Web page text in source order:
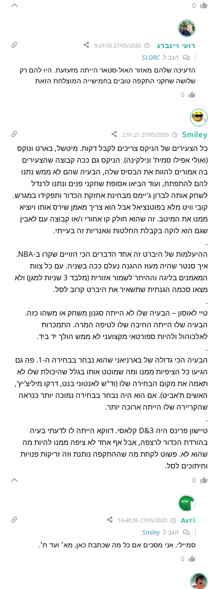
0
רועי ויינברג
הגב לSLORC
הדעיכה שלהם מאזור האול-סטאר הייתה מזעזעת. היו להם רק
שלושה שחקני התקפה טובים בחמישייה המוצלחת הזאת
0
Smiley
כל הצעירים של הניקס צריכים לקבל דקות. מיטשל, בארט ונוקס
(ואולי אפילו סמית' ונילקינה). הניקס גם ככה קבוצה שהצעירים
בה אמורים להוות את הבסיס שלה, הבעיה שהם לא ממש נתנו
להם להתפתח, ועוד הביאו אסופת שחקני פנים ונתנו לרנדל
לשחק אותה לברון ג'יימס מבחינת אחזקת הכדור ותפקידו במגרש.
קובי וויט מלא בפוטנציאל אבל הוא צריך מאמן שירס אותו ויוציא
ממנו את המיטב. זה שהוא חולק קו אחורי ו/או קבוצה עם לאבין
שגם הוא לוקה בקבלת החלטות וגאנריות זה בעייתי.
.
ההיעלמות של היברט זה אחד הדברים הכי הזויים שקרו ב-NBA.
איך סנטר שהיה מעוז ההגנה נעלם ככה בשניה. עם כל צוות
המאמנים בליגה וההיתר לשמור אזורית (מלבד 3 שניות למגן) ולא
מצאו סכמה הגנתית שתשאיר את היברט קרוב לסל.
.
טיי לאוסון – הבעיה שלו לא הייתה סגנון משחק או משהו כזה.
הבעיה שלו הייתה החיבה שלו לטיפה המרה. התמכרות
לאלכוהול ולהיות ספורטאי מקצועני לא ממש הולך יד ביד.
.
הבעיה הכי גדולה של בארניאני שהוא נבחר בבחירה ה-1. פה גם
הגיעו כל הציפיות ממנו ומה שמוטט אותו בגלל שהיכולת שלו לא
תאמה את מקום הבחירה שלו (וד"ש לאנטוני בנט, דרקו מיליצ'יץ',
האשים ת'אביט). אם הוא היה נבחר בבחירה נמוכה יותר כנראה
שהקריירה שלו הייתה ארוכה יותר.
.
טיישון פרינס היה 3&D קלאסי. דווקא הייתה לו לדעתי בעיה
בהורדת הכדור לרצפה, אבל אף אחד לא ציפה ממנו להיות מה
שהוא לא. פשוט לקחת מה שההתקפה נותנת וזה זריקות פנויות
וחיתוכים לסל.
0
Avri
27/05/2020 16:48:36
הגב לSmiley
סמיילי, אני מסכים אם כל מה שכתבת כאן, מא׳ ועד ת׳.
0